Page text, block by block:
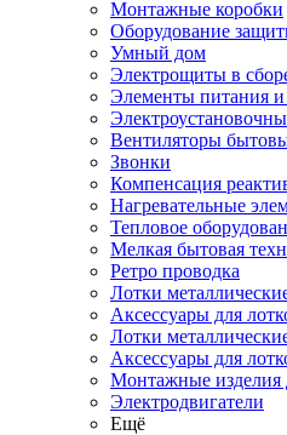
Монтажные коробки
Оборудование
Умный дом
Электрощиты в
Элементы питания
Вентиляторы
Звонки
Компенсация
Нагревательные
Тепловое
Мелкая бытовая
Ретро проводка
Лотки
Аксессуары для
Лотки
Аксессуары для
Монтажные изделия
Электродвигатели
Ещё